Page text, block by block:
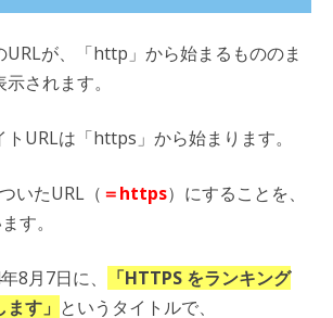
URLが、「http」から始まるもののま
示されます。
URLは「https」から始まります。
いたURL（ ＝https）にすることを、
す。
8月7日に、
「HTTPS をランキング
す」 というタイトルで、